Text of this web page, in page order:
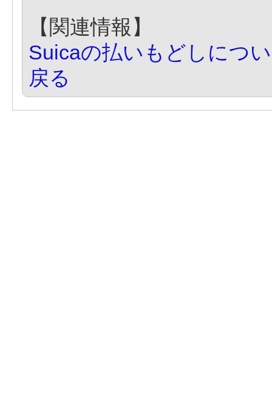
【関連情報】
Suicaの払いもどしにつ
戻る